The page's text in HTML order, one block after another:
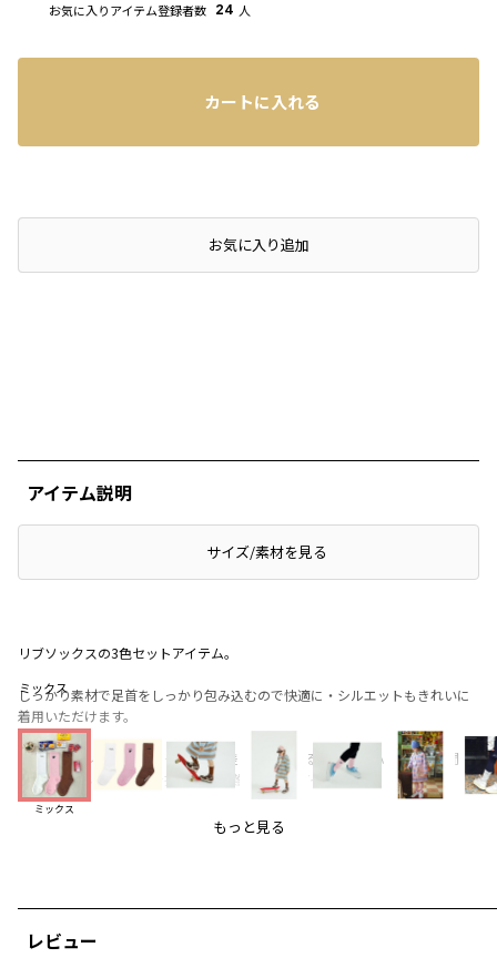
ミックス
ミックス
レビュー
お気に入りアイテム登録者数 24 人
カートに入れる
店頭在庫を確認するお気に入り追加
アイテム説明
サイズ/素材を見る
リブソックスの3色セットアイテム。
しっかり素材で足首をしっかり包み込むので快適に・シルエットもきれいに
着用いただけます。
ロゴデザインのベーシックな2色＋差し色で使えるピンクにハートと1週間こ
れで合わない手持ち服を探すほうが難しい万能アイテム
ゴムがしっかりしているのでソックスインにもチャレンジしやすいです。
韓国子供服ブランド【P:chees/ピーチーズ】
もっと見る